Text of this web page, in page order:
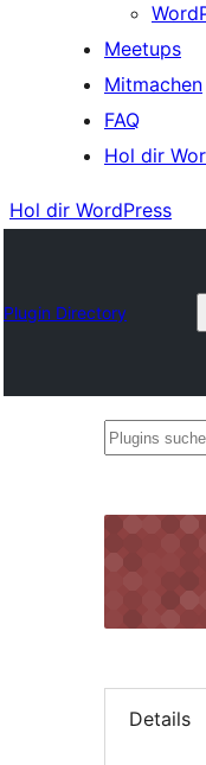
Meetups
Mitmachen
FAQ
Hol dir
Hol dir WordPress
Plugin Directory
Plugins
Details